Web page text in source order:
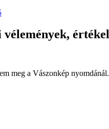
meg a Vászonkép